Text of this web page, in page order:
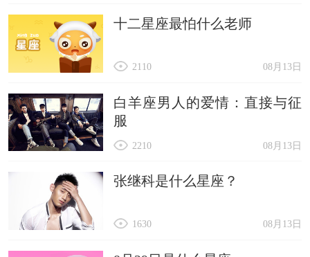
十二星座最怕什么老师
08月13日
2110
白羊座男人的爱情：直接与征
服
08月13日
2210
张继科是什么星座？
08月13日
1630